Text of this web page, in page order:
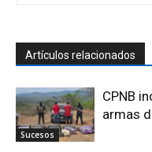
Artículos relacionados
Sucesos
CPNB
armas